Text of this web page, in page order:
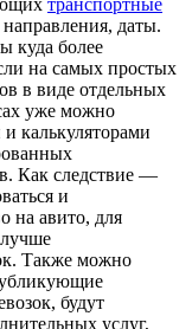
даты.
куда более
на самых простых
в виде отдельных
уже можно
калькуляторами
Как следствие —
и
на авито, для
Также можно
будут
услуг,